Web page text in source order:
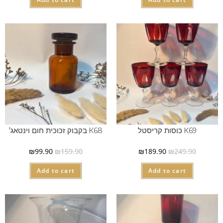
K69 כוסות קריסטל
₪249.90
₪189.90
Add to cart
K68 בקבוק זכוכית חום וינטאג'
₪159.90
₪99.90
Add to cart